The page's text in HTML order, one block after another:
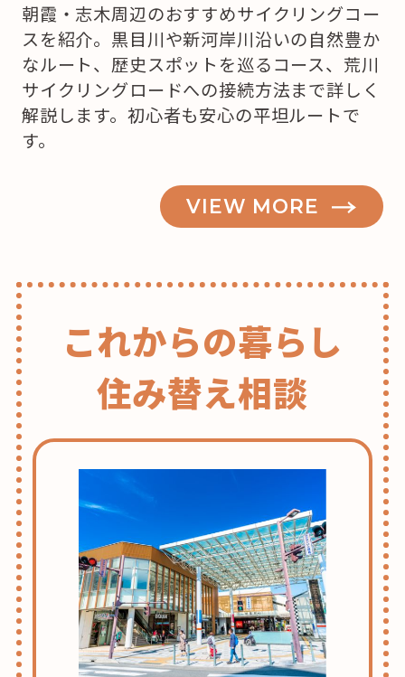
を
買
お
う
か
な？”
朝霞・志木周辺のおすすめサイクリングコー
スを紹介。黒目川や新河岸川沿いの自然豊か
なルート、歴史スポットを巡るコース、荒川
サイクリングロードへの接続方法まで詳しく
解説します。初心者も安心の平坦ルートで
す。
VIEW MORE
これからの暮らし
住み替え相談